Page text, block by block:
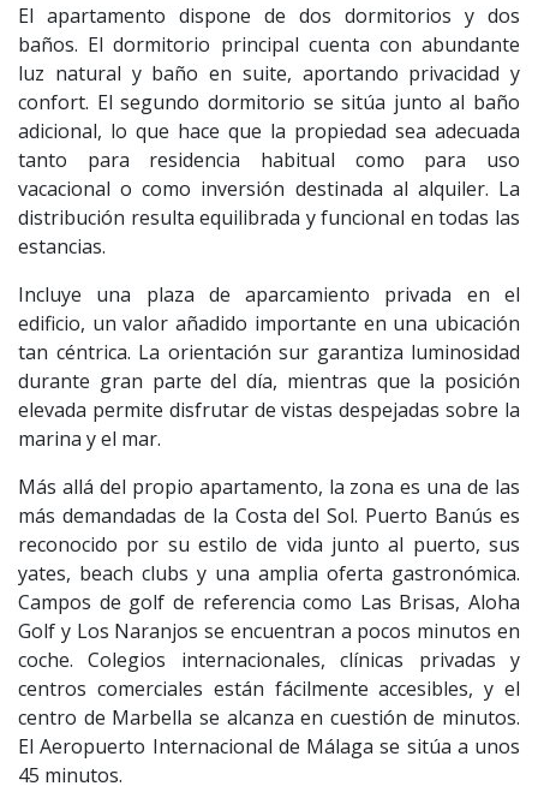
El apartamento dispone de dos dormitorios y dos
baños. El dormitorio principal cuenta con abundante
luz natural y baño en suite, aportando privacidad y
confort. El segundo dormitorio se sitúa junto al baño
adicional, lo que hace que la propiedad sea adecuada
tanto para residencia habitual como para uso
vacacional o como inversión destinada al alquiler. La
distribución resulta equilibrada y funcional en todas las
estancias.
Incluye una plaza de aparcamiento privada en el
edificio, un valor añadido importante en una ubicación
tan céntrica. La orientación sur garantiza luminosidad
durante gran parte del día, mientras que la posición
elevada permite disfrutar de vistas despejadas sobre la
marina y el mar.
Más allá del propio apartamento, la zona es una de las
más demandadas de la Costa del Sol. Puerto Banús es
reconocido por su estilo de vida junto al puerto, sus
yates, beach clubs y una amplia oferta gastronómica.
Campos de golf de referencia como Las Brisas, Aloha
Golf y Los Naranjos se encuentran a pocos minutos en
coche. Colegios internacionales, clínicas privadas y
centros comerciales están fácilmente accesibles, y el
centro de Marbella se alcanza en cuestión de minutos.
El Aeropuerto Internacional de Málaga se sitúa a unos
45 minutos.